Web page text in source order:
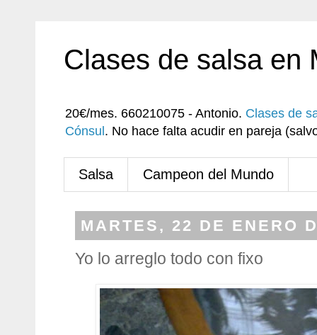
Clases de salsa en
20€/mes. 660210075 - Antonio. Clases de
Cónsul . No hace falta acudir en pareja
Salsa Campeon del Mundo
MARTES, 22 DE ENERO
Yo lo arreglo todo con fixo